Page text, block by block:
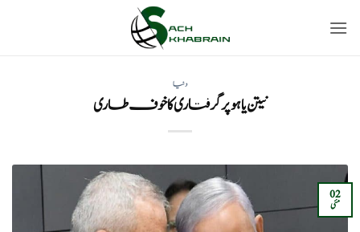
دنیا
نیتن یاہو پر گرفتاری کا خوف طاری
02
مئی